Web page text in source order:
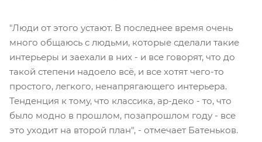
"Люди от этого устают. В последнее время очень
много общаюсь с людьми, которые сделали такие
интерьеры и заехали в них - и все говорят, что до
такой степени надоело всё, и все хотят чего-то
простого, легкого, ненапрягающего интерьера.
Тенденция к тому, что классика, ар-деко - то, что
было модно в прошлом, позапрошлом году - все
это уходит на второй план", - отмечает Батеньков.